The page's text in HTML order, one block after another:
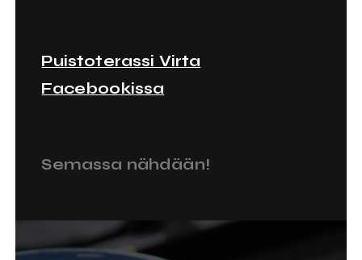
Puistoterassi Virta
Facebookissa
Semassa nähdään!